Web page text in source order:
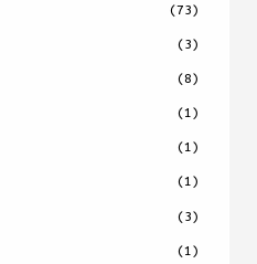
(73)
(3)
(8)
(1)
(1)
(1)
(3)
(1)